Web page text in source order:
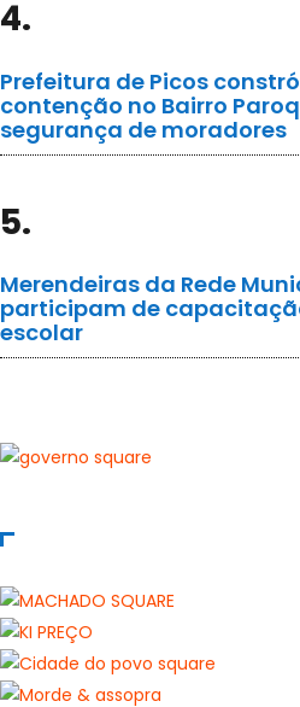
4.
Prefeitura de Picos
contenção no Bairro
segurança de moradores
5.
Merendeiras da Rede
participam de
escolar